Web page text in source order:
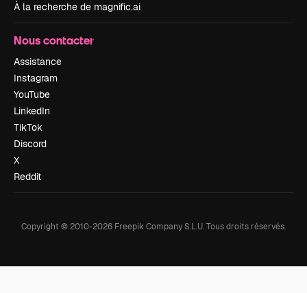
À la recherche de magnific.ai
Nous contacter
Assistance
Instagram
YouTube
LinkedIn
TikTok
Discord
X
Reddit
Copyright © 2010-2026 Freepik Company S.L.U.Tous droits réservés.